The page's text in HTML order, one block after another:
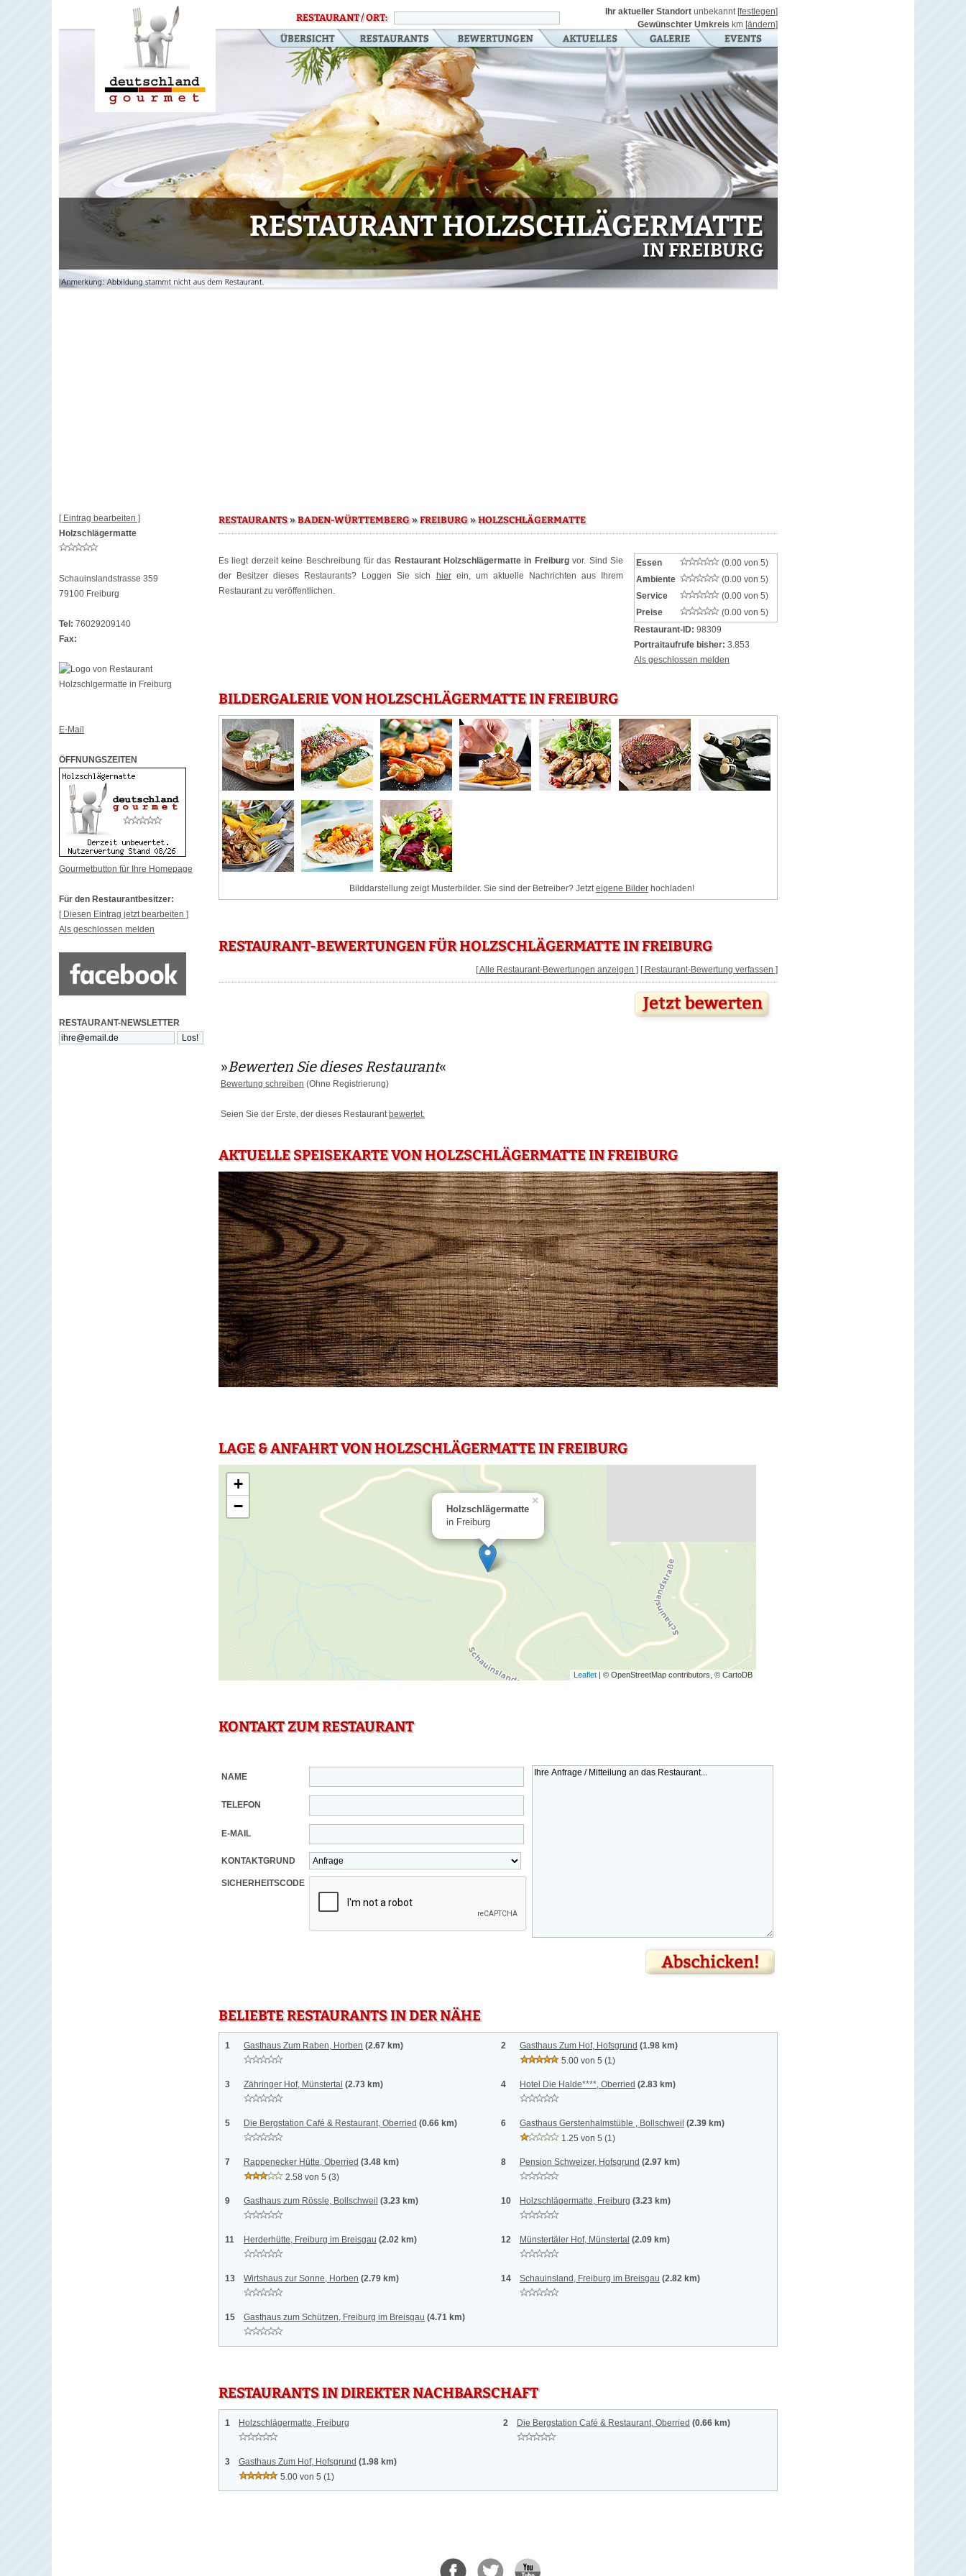
RESTAURANT / ORT:
Ihr aktueller Standort unbekannt [festlegen]
Gewünschter Umkreis km [ändern]
RESTAURANT HOLZSCHLÄGERMATTE
IN FREIBURG
[ Eintrag bearbeiten ]
Holzschlägermatte
Schauinslandstrasse 359
79100 Freiburg
Tel: 76029209140
Fax:
E-Mail
ÖFFNUNGSZEITEN
Gourmetbutton für Ihre Homepage
Für den Restaurantbesitzer:
[ Diesen Eintrag jetzt bearbeiten ]
Als geschlossen melden
RESTAURANT-NEWSLETTER
RESTAURANTS»BADEN-WÜRTTEMBERG»FREIBURG»HOLZSCHLÄGERMATTE
Es liegt derzeit keine Beschreibung für das Restaurant Holzschlägermatte in Freiburgvor. Sind Sie
der Besitzer dieses Restaurants? Loggen Sie sich
hierein, um aktuelle Nachrichten aus Ihrem
Restaurant zu veröffentlichen.
Essen
(0.00 von 5)
Ambiente
(0.00 von 5)
Service
(0.00 von 5)
Preise
(0.00 von 5)
Restaurant-ID: 98309
Portraitaufrufe bisher: 3.853
Als geschlossen melden
BILDERGALERIE VON HOLZSCHLÄGERMATTE IN FREIBURG
Bilddarstellung zeigt Musterbilder. Sie sind der Betreiber? Jetzteigene Bilder hochladen!
RESTAURANT-BEWERTUNGEN FÜR HOLZSCHLÄGERMATTE IN FREIBURG
[ Alle Restaurant-Bewertungen anzeigen ] [ Restaurant-Bewertung verfassen ]
»Bewerten Sie dieses Restaurant«
Bewertung schreiben (Ohne Registrierung)
Seien Sie der Erste, der dieses Restaurant bewertet.
AKTUELLE SPEISEKARTE VON HOLZSCHLÄGERMATTE IN FREIBURG
LAGE & ANFAHRT VON HOLZSCHLÄGERMATTE IN FREIBURG
Holzschlägermatte
in Freiburg
×
+
−
Leaflet | © OpenStreetMap contributors, © CartoDB
KONTAKT ZUM RESTAURANT
NAME
TELEFON
E-MAIL
KONTAKTGRUND
SICHERHEITSCODE
BELIEBTE RESTAURANTS IN DER NÄHE
1 Gasthaus Zum Raben, Horben (2.67 km) 2 Gasthaus Zum Hof, Hofsgrund (1.98 km)
5.00 von 5 (1)
3 Zähringer Hof, Münstertal (2.73 km) 4 Hotel Die Halde****, Oberried (2.83 km)
5 Die Bergstation Café & Restaurant, Oberried (0.66 km) 6 Gasthaus Gerstenhalmstüble , Bollschweil (2.39 km)
1.25 von 5 (1)
7 Rappenecker Hütte, Oberried (3.48 km)
2.58 von 5 (3)
8 Pension Schweizer, Hofsgrund (2.97 km)
9 Gasthaus zum Rössle, Bollschweil (3.23 km) 10 Holzschlägermatte, Freiburg (3.23 km)
11 Herderhütte, Freiburg im Breisgau (2.02 km) 12 Münstertäler Hof, Münstertal (2.09 km)
13 Wirtshaus zur Sonne, Horben (2.79 km) 14 Schauinsland, Freiburg im Breisgau (2.82 km)
15 Gasthaus zum Schützen, Freiburg im Breisgau (4.71 km)
RESTAURANTS IN DIREKTER NACHBARSCHAFT
1 Holzschlägermatte, Freiburg 2 Die Bergstation Café & Restaurant, Oberried (0.66 km)
3 Gasthaus Zum Hof, Hofsgrund (1.98 km)
5.00 von 5 (1)